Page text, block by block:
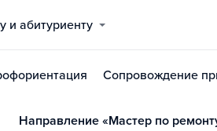
и абитуриенту
Сопровождение
Направление «Мастер по